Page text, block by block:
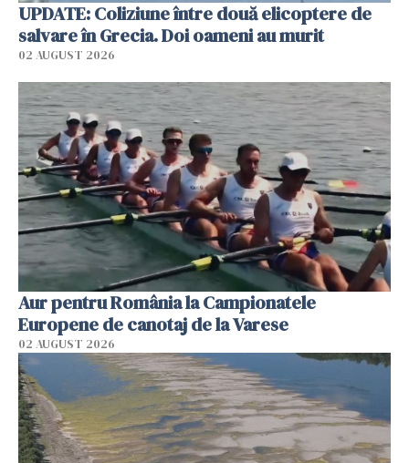
UPDATE: Coliziune între două elicoptere de
salvare în Grecia. Doi oameni au murit
02 AUGUST 2026
Aur pentru România la Campionatele
Europene de canotaj de la Varese
02 AUGUST 2026